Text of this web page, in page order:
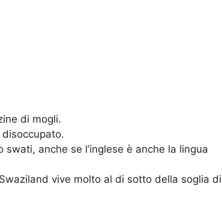
di mogli.
anche se l’inglese è anche la lingua
vive molto al di sotto della soglia di